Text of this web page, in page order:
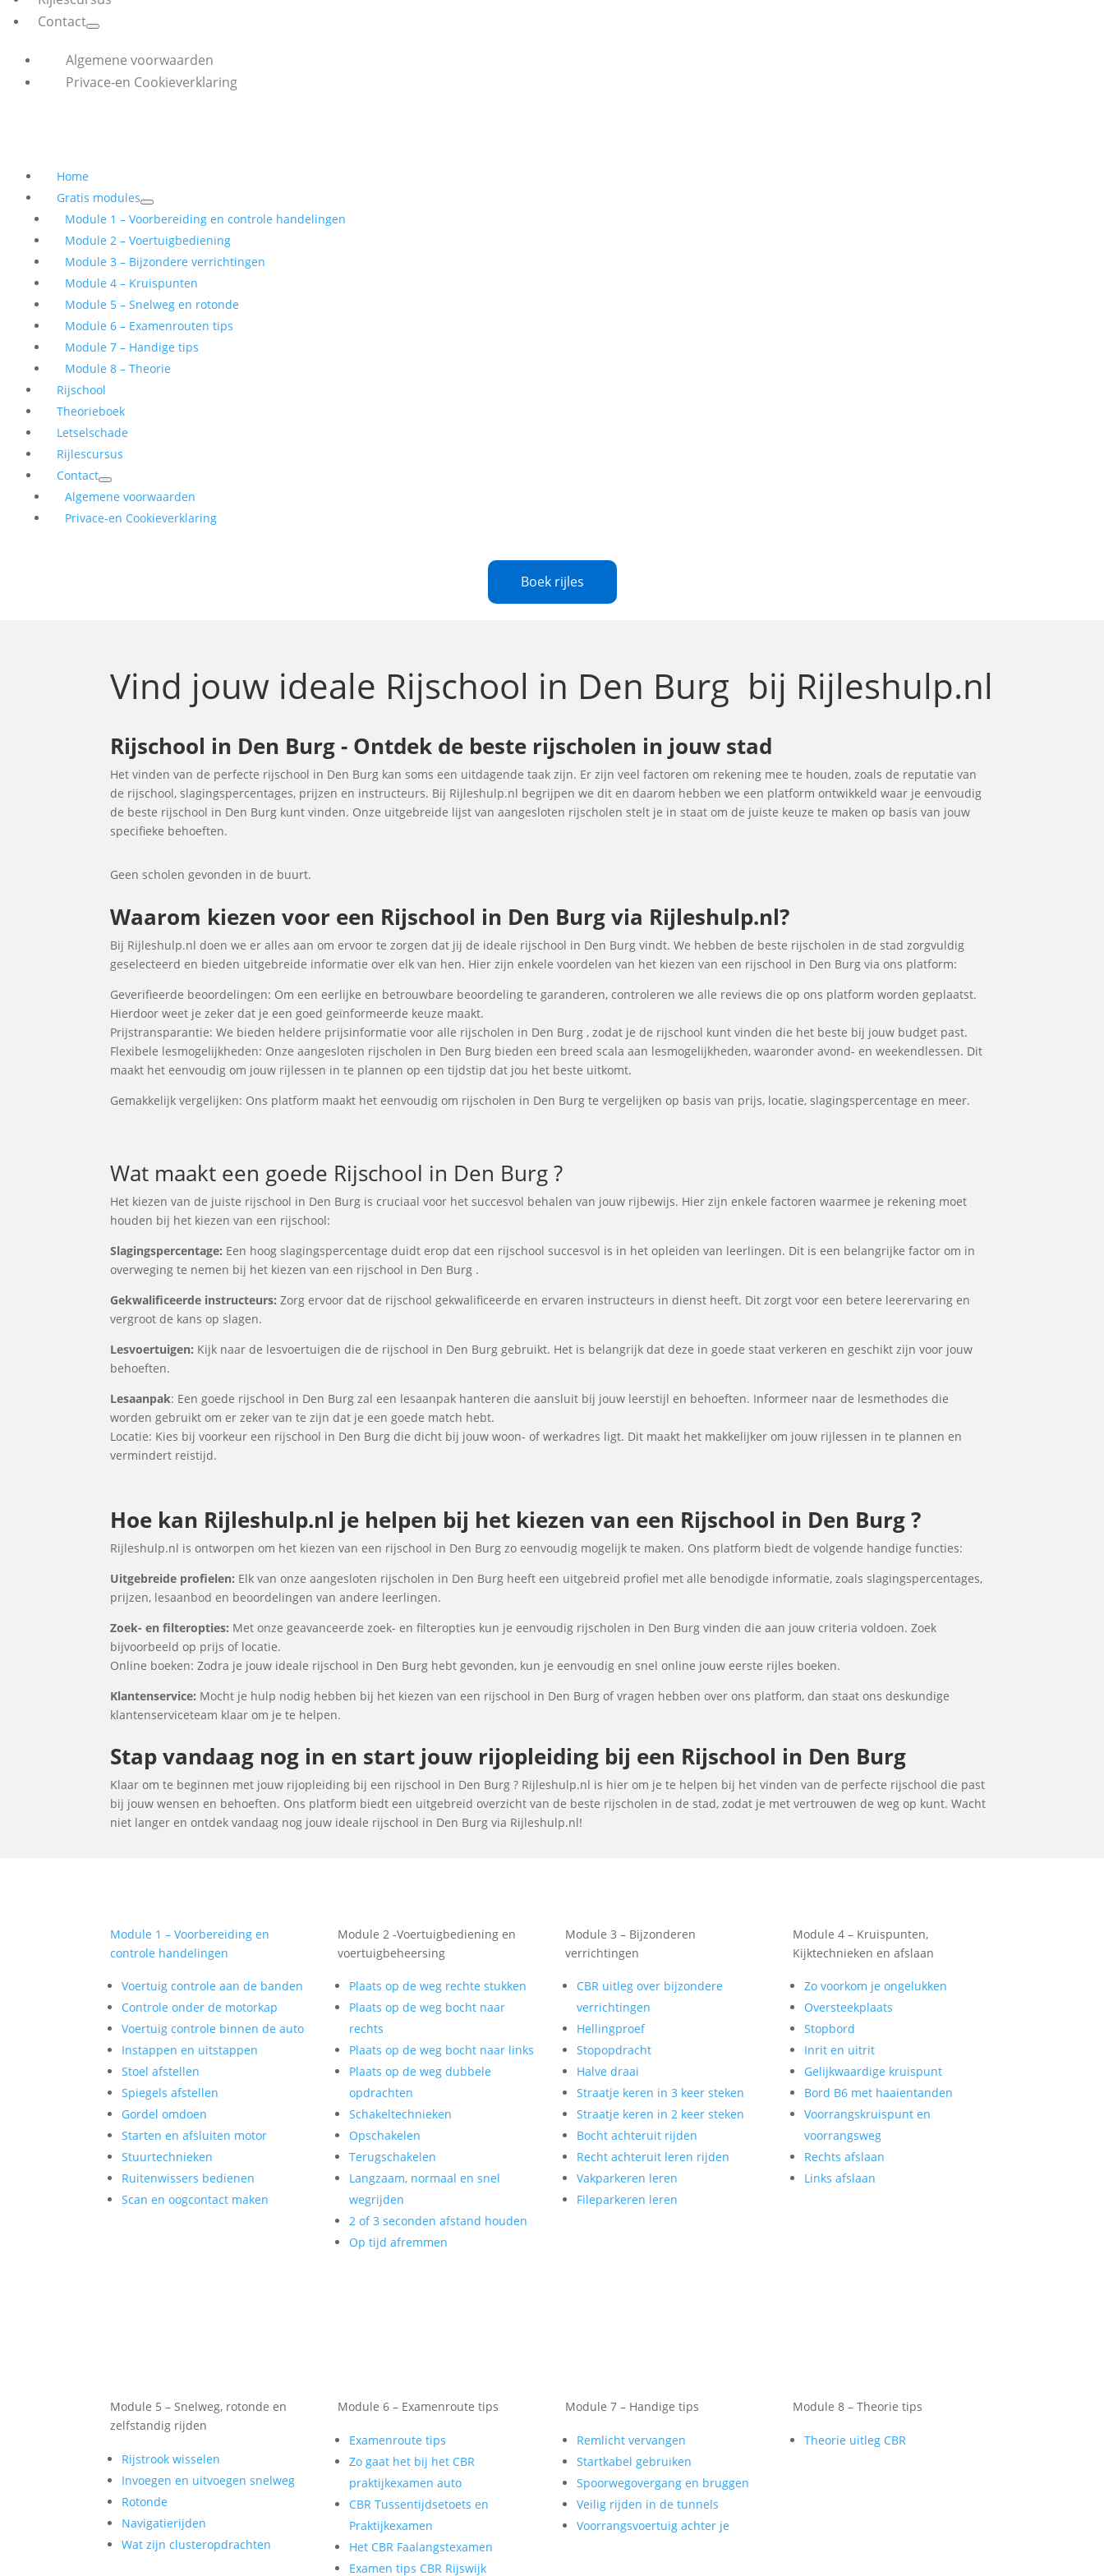
Contact
Algemene voorwaarden
Privace-en Cookieverklaring
Home
Gratis modules
Module 1 – Voorbereiding en controle handelingen
Module 2 – Voertuigbediening
Module 3 – Bijzondere verrichtingen
Module 4 – Kruispunten
Module 5 – Snelweg en rotonde
Module 6 – Examenrouten tips
Module 7 – Handige tips
Module 8 – Theorie
Rijschool
Theorieboek
Letselschade
Rijlescursus
Contact
Algemene voorwaarden
Privace-en Cookieverklaring
Boek rijles
Vind jouw ideale Rijschool in Den Burg bij Rijleshulp.nl
Rijschool in Den Burg - Ontdek de beste rijscholen in jouw stad
Het vinden van de perfecte rijschool in Den Burg kan soms een uitdagende taak zijn. Er zijn veel factoren om rekening mee te houden, zoals de reputatie van
de rijschool, slagingspercentages, prijzen en instructeurs. Bij Rijleshulp.nl begrijpen we dit en daarom hebben we een platform ontwikkeld waar je eenvoudig
de beste rijschool in Den Burg kunt vinden. Onze uitgebreide lijst van aangesloten rijscholen stelt je in staat om de juiste keuze te maken op basis van jouw
specifieke behoeften.
Geen scholen gevonden in de buurt.
Waarom kiezen voor een Rijschool in Den Burg via Rijleshulp.nl?
Bij Rijleshulp.nl doen we er alles aan om ervoor te zorgen dat jij de ideale rijschool in Den Burg vindt. We hebben de beste rijscholen in de stad zorgvuldig
geselecteerd en bieden uitgebreide informatie over elk van hen. Hier zijn enkele voordelen van het kiezen van een rijschool in Den Burg via ons platform:
Geverifieerde beoordelingen: Om een eerlijke en betrouwbare beoordeling te garanderen, controleren we alle reviews die op ons platform worden geplaatst.
Hierdoor weet je zeker dat je een goed geïnformeerde keuze maakt.
Prijstransparantie: We bieden heldere prijsinformatie voor alle rijscholen in Den Burg , zodat je de rijschool kunt vinden die het beste bij jouw budget past.
Flexibele lesmogelijkheden: Onze aangesloten rijscholen in Den Burg bieden een breed scala aan lesmogelijkheden, waaronder avond- en weekendlessen. Dit
maakt het eenvoudig om jouw rijlessen in te plannen op een tijdstip dat jou het beste uitkomt.
Gemakkelijk vergelijken: Ons platform maakt het eenvoudig om rijscholen in Den Burg te vergelijken op basis van prijs, locatie, slagingspercentage en meer.
Wat maakt een goede Rijschool in Den Burg ?
Het kiezen van de juiste rijschool in Den Burg is cruciaal voor het succesvol behalen van jouw rijbewijs. Hier zijn enkele factoren waarmee je rekening moet
houden bij het kiezen van een rijschool:
Slagingspercentage: Een hoog slagingspercentage duidt erop dat een rijschool succesvol is in het opleiden van leerlingen. Dit is een belangrijke factor om in
overweging te nemen bij het kiezen van een rijschool in Den Burg .
Gekwalificeerde instructeurs: Zorg ervoor dat de rijschool gekwalificeerde en ervaren instructeurs in dienst heeft. Dit zorgt voor een betere leerervaring en
vergroot de kans op slagen.
Lesvoertuigen: Kijk naar de lesvoertuigen die de rijschool in Den Burg gebruikt. Het is belangrijk dat deze in goede staat verkeren en geschikt zijn voor jouw
behoeften.
Lesaanpak: Een goede rijschool in Den Burg zal een lesaanpak hanteren die aansluit bij jouw leerstijl en behoeften. Informeer naar de lesmethodes die
worden gebruikt om er zeker van te zijn dat je een goede match hebt.
Locatie: Kies bij voorkeur een rijschool in Den Burg die dicht bij jouw woon- of werkadres ligt. Dit maakt het makkelijker om jouw rijlessen in te plannen en
vermindert reistijd.
Hoe kan Rijleshulp.nl je helpen bij het kiezen van een Rijschool in Den Burg ?
Rijleshulp.nl is ontworpen om het kiezen van een rijschool in Den Burg zo eenvoudig mogelijk te maken. Ons platform biedt de volgende handige functies:
Uitgebreide profielen: Elk van onze aangesloten rijscholen in Den Burg heeft een uitgebreid profiel met alle benodigde informatie, zoals slagingspercentages,
prijzen, lesaanbod en beoordelingen van andere leerlingen.
Zoek- en filteropties: Met onze geavanceerde zoek- en filteropties kun je eenvoudig rijscholen in Den Burg vinden die aan jouw criteria voldoen. Zoek
bijvoorbeeld op prijs of locatie.
Online boeken: Zodra je jouw ideale rijschool in Den Burg hebt gevonden, kun je eenvoudig en snel online jouw eerste rijles boeken.
Klantenservice: Mocht je hulp nodig hebben bij het kiezen van een rijschool in Den Burg of vragen hebben over ons platform, dan staat ons deskundige
klantenserviceteam klaar om je te helpen.
Stap vandaag nog in en start jouw rijopleiding bij een Rijschool in Den Burg
Klaar om te beginnen met jouw rijopleiding bij een rijschool in Den Burg ? Rijleshulp.nl is hier om je te helpen bij het vinden van de perfecte rijschool die past
bij jouw wensen en behoeften. Ons platform biedt een uitgebreid overzicht van de beste rijscholen in de stad, zodat je met vertrouwen de weg op kunt. Wacht
niet langer en ontdek vandaag nog jouw ideale rijschool in Den Burg via Rijleshulp.nl!
Module 1 – Voorbereiding en
controle handelingen
Voertuig controle aan de banden
Controle onder de motorkap
Voertuig controle binnen de auto
Instappen en uitstappen
Stoel afstellen
Spiegels afstellen
Gordel omdoen
Starten en afsluiten motor
Stuurtechnieken
Ruitenwissers bedienen
Scan en oogcontact maken
Module 2 -Voertuigbediening en
voertuigbeheersing
Plaats op de weg rechte stukken
Plaats op de weg bocht naar
rechts
Plaats op de weg bocht naar links
Plaats op de weg dubbele
opdrachten
Schakeltechnieken
Opschakelen
Terugschakelen
Langzaam, normaal en snel
wegrijden
2 of 3 seconden afstand houden
Op tijd afremmen
Module 3 – Bijzonderen
verrichtingen
CBR uitleg over bijzondere
verrichtingen
Hellingproef
Stopopdracht
Halve draai
Straatje keren in 3 keer steken
Straatje keren in 2 keer steken
Bocht achteruit rijden
Recht achteruit leren rijden
Vakparkeren leren
Fileparkeren leren
Module 4 – Kruispunten,
Kijktechnieken en afslaan
Zo voorkom je ongelukken
Oversteekplaats
Stopbord
Inrit en uitrit
Gelijkwaardige kruispunt
Bord B6 met haaientanden
Voorrangskruispunt en
voorrangsweg
Rechts afslaan
Links afslaan
Module 5 – Snelweg, rotonde en
zelfstandig rijden
Rijstrook wisselen
Invoegen en uitvoegen snelweg
Rotonde
Navigatierijden
Wat zijn clusteropdrachten
Module 6 – Examenroute tips
Examenroute tips
Zo gaat het bij het CBR
praktijkexamen auto
CBR Tussentijdsetoets en
Praktijkexamen
Het CBR Faalangstexamen
Examen tips CBR Rijswijk
Module 7 – Handige tips
Remlicht vervangen
Startkabel gebruiken
Spoorwegovergang en bruggen
Veilig rijden in de tunnels
Voorrangsvoertuig achter je
Module 8 – Theorie tips
Theorie uitleg CBR